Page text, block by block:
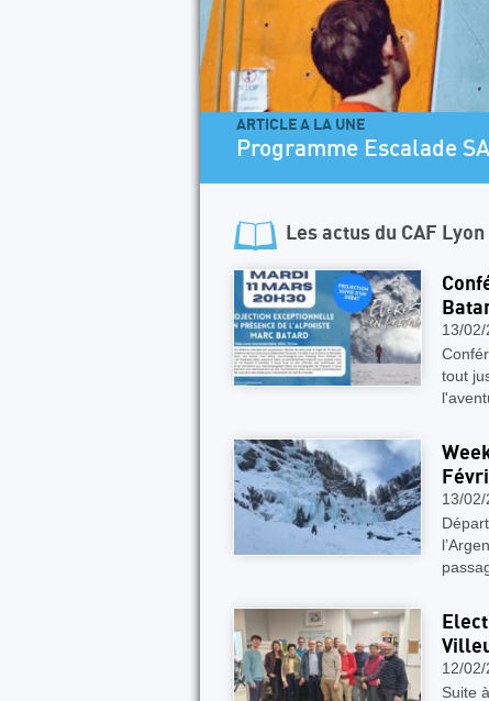
ARTICLE A LA UNE
Programme Escalade
Les actus du CAF Lyon
13/
tout
13/
12/
Suite